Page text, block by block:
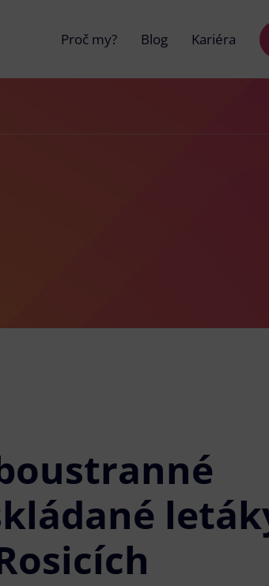
Proč my? Blog Kariéra